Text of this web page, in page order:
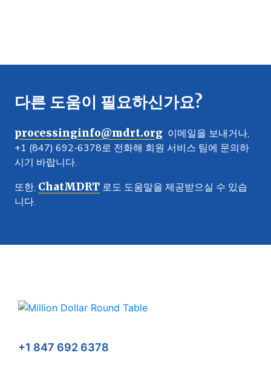
다른 도움이 필요하신가요?
processinginfo@mdrt.org 이메일을 보내거나,
+1 (847) 692-6378로 전화해 회원 서비스 팀에 문의하
시기 바랍니다.
또한, ChatMDRT 로도 도움말을 제공받으실 수 있습
니다.
+1 847 692 6378